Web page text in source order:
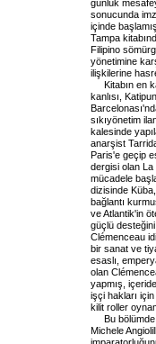
günlük
sonucunda
içinde
Tampa
Filipino
yönetimine
ilişkilerine
Kitabın en
kanlısı,
sıkıyönetim
kalesinde
anarşist
Paris'e geçip
dergisi olan La
mücadele
dizisinde
bağlantı
ve Atlantik'in
güçlü
Clémenceau
bir sanat ve
esaslı,
olan
yapmış,
işçi hakları
kilit roller
Bu
Michele